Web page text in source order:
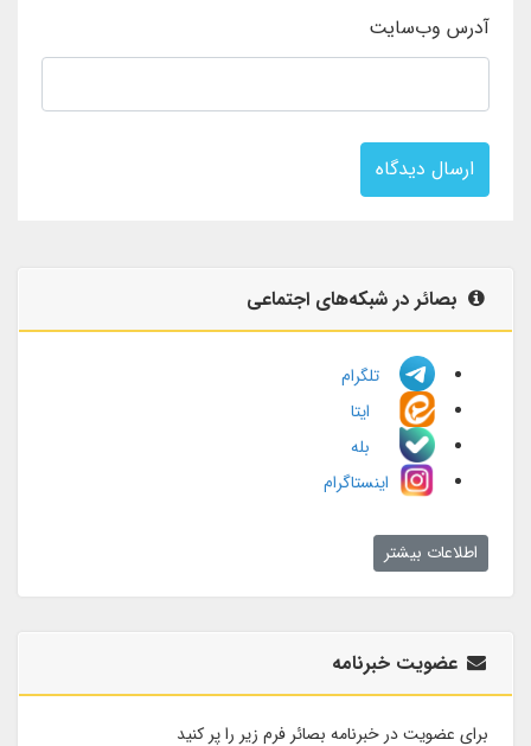
آدرس وب‌سایت
ارسال دیدگاه
بصائر در شبکه‌های اجتماعی
تلگرام
ایتا
بله
اینستاگرام
اطلاعات بیشتر
عضویت خبرنامه
برای عضویت در خبرنامه بصائر فرم زیر را پر کنید